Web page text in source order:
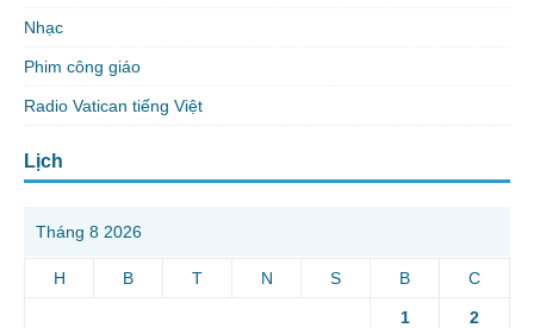
Nhạc
Phim công giáo
Radio Vatican tiếng Việt
Lịch
Tháng 8 2026
H B T N S B C
1 2